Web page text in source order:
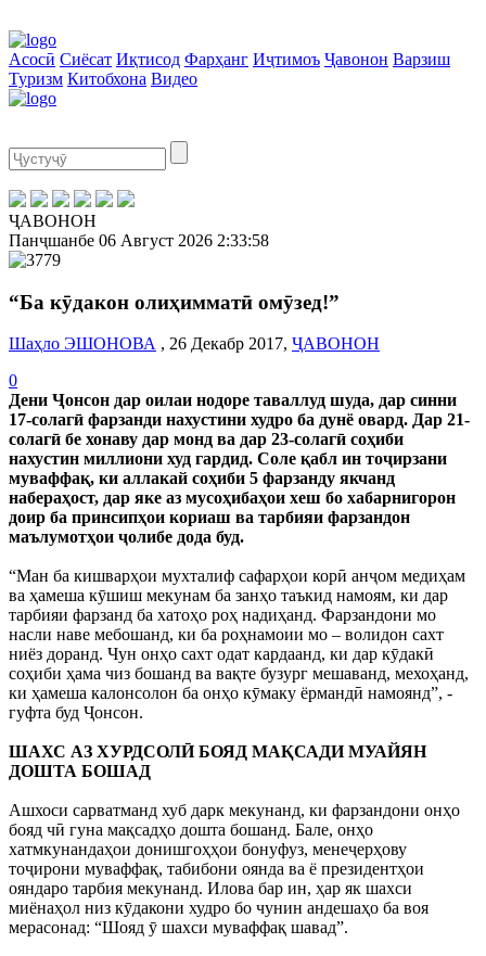
Асосӣ Сиёсат Иқтисод Фарҳанг Иҷтимоъ Ҷавонон Варзиш
Туризм Китобхона Видео
ҶАВОНОН
Панҷшанбе 06 Август 2026 2:33:58
“Ба кӯдакон олиҳимматӣ омӯзед!”
Шаҳло ЭШОНОВА , 26 Декабр 2017, ҶАВОНОН
0
Дени Ҷонсон дар оилаи нодоре таваллуд шуда, дар синни
17-солагӣ фарзанди нахустини худро ба дунё овард. Дар 21-
солагӣ бе хонаву дар монд ва дар 23-солагӣ соҳиби
нахустин миллиони худ гардид. Соле қабл ин тоҷирзани
муваффақ, ки аллакай соҳиби 5 фарзанду якчанд
набераҳост, дар яке аз мусоҳибаҳои хеш бо хабарнигорон
доир ба принсипҳои кориаш ва тарбияи фарзандон
маълумотҳои ҷолибе дода буд.
“Ман ба кишварҳои мухталиф сафарҳои корӣ анҷом медиҳам
ва ҳамеша кӯшиш мекунам ба занҳо таъкид намоям, ки дар
тарбияи фарзанд ба хатоҳо роҳ надиҳанд. Фарзандони мо
насли наве мебошанд, ки ба роҳнамоии мо – волидон сахт
ниёз доранд. Чун онҳо сахт одат кардаанд, ки дар кӯдакӣ
соҳиби ҳама чиз бошанд ва вақте бузург мешаванд, мехоҳанд,
ки ҳамеша калонсолон ба онҳо кӯмаку ёрмандӣ намоянд”, -
гуфта буд Ҷонсон.
ШАХС АЗ ХУРДСОЛӢ БОЯД МАҚСАДИ МУАЙЯН
ДОШТА БОШАД
Ашхоси сарватманд хуб дарк мекунанд, ки фарзандони онҳо
бояд чӣ гуна мақсадҳо дошта бошанд. Бале, онҳо
хатмкунандаҳои донишгоҳҳои бонуфуз, менеҷерҳову
тоҷирони муваффақ, табибони оянда ва ё президентҳои
ояндаро тарбия мекунанд. Илова бар ин, ҳар як шахси
миёнаҳол низ кӯдакони худро бо чунин андешаҳо ба воя
мерасонад: “Шояд ӯ шахси муваффақ шавад”.